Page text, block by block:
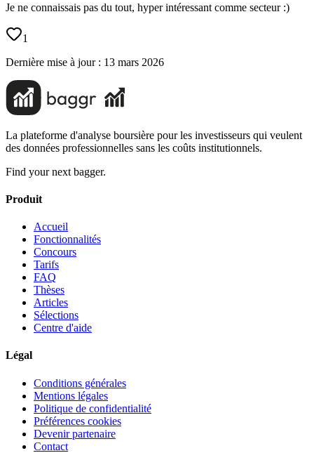
Je ne connaissais pas du tout, hyper intéressant comme secteur :)
1
Dernière mise à jour : 13 mars 2026
La plateforme d'analyse boursière pour les investisseurs qui veulent
des données professionnelles sans les coûts institutionnels.
Find your next bagger.
Produit
Accueil
Fonctionnalités
Concours
Tarifs
FAQ
Thèses
Articles
Sélections
Centre d'aide
Légal
Conditions générales
Mentions légales
Politique de confidentialité
Préférences cookies
Devenir partenaire
Contact